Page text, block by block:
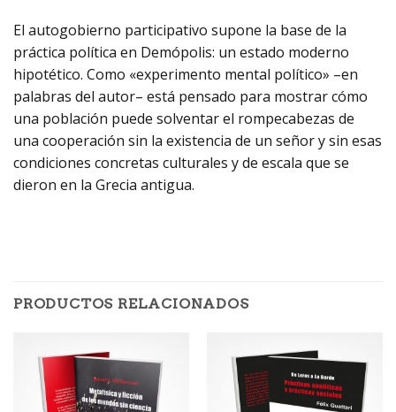
El autogobierno participativo supone la base de la
práctica política en Demópolis: un estado moderno
hipotético. Como «experimento mental político» –en
palabras del autor– está pensado para mostrar cómo
una población puede solventar el rompecabezas de
una cooperación sin la existencia de un señor y sin esas
condiciones concretas culturales y de escala que se
dieron en la Grecia antigua.
PRODUCTOS RELACIONADOS